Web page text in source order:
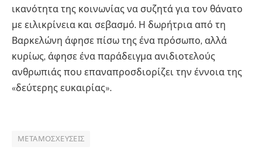
ικανότητα της κοινωνίας να συζητά για τον θάνατο
με ειλικρίνεια και σεβασμό. Η δωρήτρια από τη
Βαρκελώνη άφησε πίσω της ένα πρόσωπο, αλλά
κυρίως, άφησε ένα παράδειγμα ανιδιοτελούς
ανθρωπιάς που επαναπροσδιορίζει την έννοια της
«δεύτερης ευκαιρίας».
ΜΕΤΑΜΟΣΧΕΎΣΕΙΣ